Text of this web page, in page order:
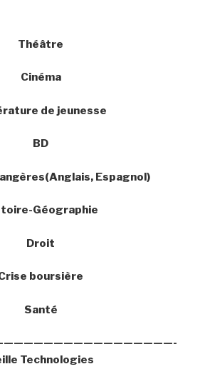
Théâtre
Cinéma
de jeunesse
BD
Espagnol)
Géographie
Droit
boursière
Santé
Technologies